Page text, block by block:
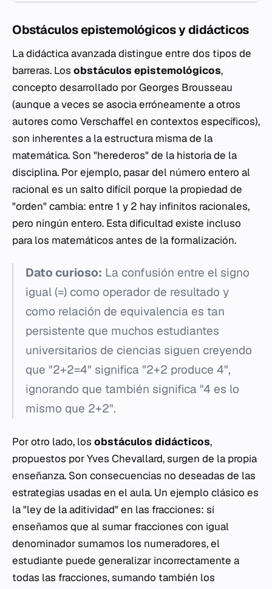
Obstáculos epistemológicos y didácticos
La didáctica avanzada distingue entre dos tipos de
barreras. Los obstáculos epistemológicos,
concepto desarrollado por Georges Brousseau
(aunque a veces se asocia erróneamente a otros
autores como Verschaffel en contextos específicos),
son inherentes a la estructura misma de la
matemática. Son "herederos" de la historia de la
disciplina. Por ejemplo, pasar del número entero al
racional es un salto difícil porque la propiedad de
"orden" cambia: entre 1 y 2 hay infinitos racionales,
pero ningún entero. Esta dificultad existe incluso
para los matemáticos antes de la formalización.
Dato curioso: La confusión entre el signo
igual (=) como operador de resultado y
como relación de equivalencia es tan
persistente que muchos estudiantes
universitarios de ciencias siguen creyendo
que "2+2=4" significa "2+2 produce 4",
ignorando que también significa "4 es lo
mismo que 2+2".
Por otro lado, los obstáculos didácticos,
propuestos por Yves Chevallard, surgen de la propia
enseñanza. Son consecuencias no deseadas de las
estrategias usadas en el aula. Un ejemplo clásico es
la "ley de la aditividad" en las fracciones: si
enseñamos que al sumar fracciones con igual
denominador sumamos los numeradores, el
estudiante puede generalizar incorrectamente a
todas las fracciones, sumando también los